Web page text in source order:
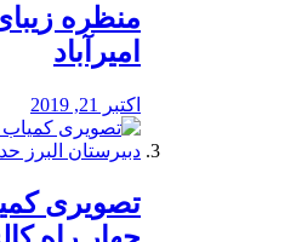
منظره‌‌
امیرآباد
اکتبر 21, 2019
️تصویری